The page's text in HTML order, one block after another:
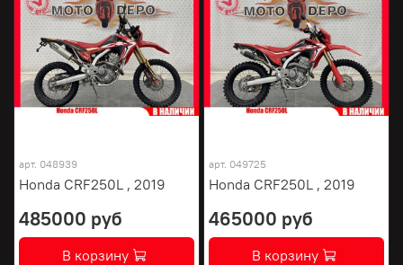
арт. 048939
Honda CRF250L , 2019
485000 руб
В корзину
арт. 049725
Honda CRF250L , 2019
465000 руб
В корзину